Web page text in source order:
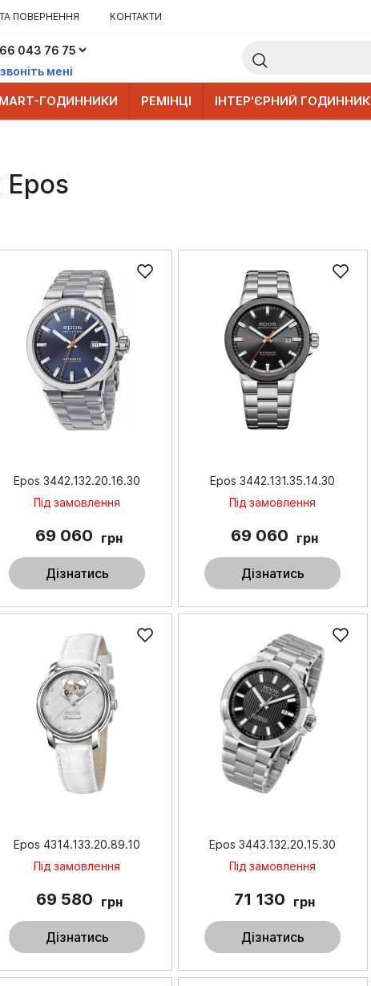
ТА ПОВЕРНЕННЯ КОНТАКТИ
мені
ГОДИННИКИ РЕМІНЦІ ІНТЕР'ЄРНИЙ ГОДИННИК
Epos
Epos 3442.132.20.16.30
Під замовлення
69 060 грн
Дізнатись
Epos 3442.131.35.14.30
Під замовлення
69 060 грн
Дізнатись
Epos 4314.133.20.89.10
Під замовлення
69 580 грн
Дізнатись
Epos 3443.132.20.15.30
Під замовлення
71 130 грн
Дізнатись